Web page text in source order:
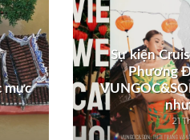
mực
Sự kiện
Phương
21